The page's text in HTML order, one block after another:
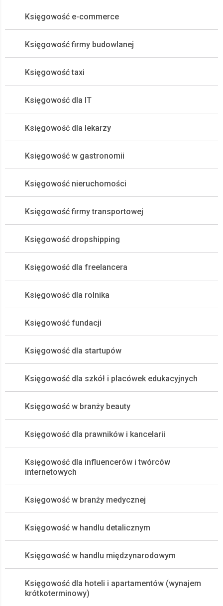
Księgowość e-commerce
Księgowość firmy budowlanej
Księgowość taxi
Księgowość dla IT
Księgowość dla lekarzy
Księgowość w gastronomii
Księgowość nieruchomości
Księgowość firmy transportowej
Księgowość dropshipping
Księgowość dla freelancera
Księgowość dla rolnika
Księgowość fundacji
Księgowość dla startupów
Księgowość dla szkół i placówek edukacyjnych
Księgowość w branży beauty
Księgowość dla prawników i kancelarii
Księgowość dla influencerów i twórców
internetowych
Księgowość w branży medycznej
Księgowość w handlu detalicznym
Księgowość w handlu międzynarodowym
Księgowość dla hoteli i apartamentów (wynajem
krótkoterminowy)